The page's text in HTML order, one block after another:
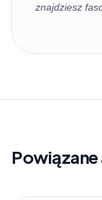
znajdziesz